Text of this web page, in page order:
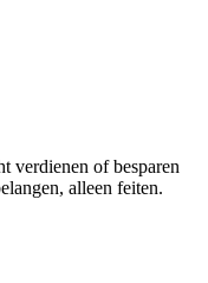
verdienen of besparen
alleen feiten.